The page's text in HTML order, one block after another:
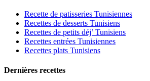
Recette de patisseries Tunisiennes
Recettes de desserts Tunisiens
Recettes de petits déj’ Tunisiens
Recettes entrées Tunisiennes
Recettes plats Tunisiens
Dernières recettes